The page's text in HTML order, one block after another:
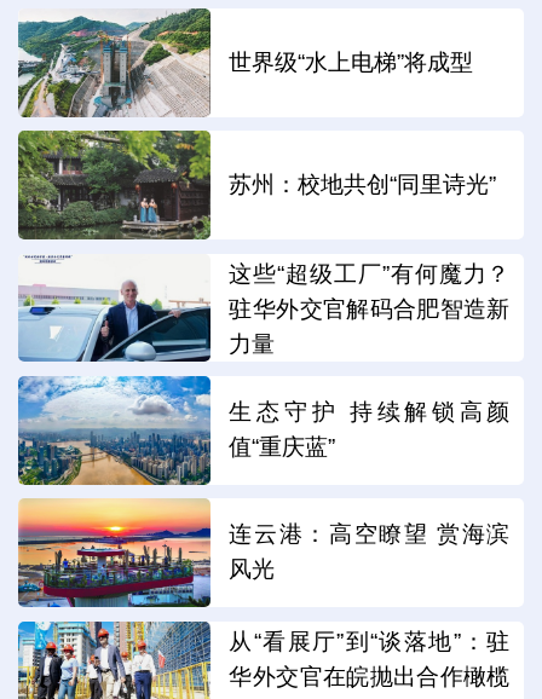
世界级“水上电梯”将成型
苏州：校地共创“同里诗光”
这些“超级工厂”有何魔力？
驻华外交官解码合肥智造新
力量
生态守护 持续解锁高颜
值“重庆蓝”
连云港：高空瞭望 赏海滨
风光
从“看展厅”到“谈落地”：驻
华外交官在皖抛出合作橄榄